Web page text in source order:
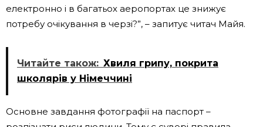
електронно і в багатьох аеропортах це знижує
потребу очікування в черзі?”, – запитує читач Майя.
Читайте також: Хвиля грипу, покрита
школярів у Німеччині
Основне завдання фотографії на паспорт –